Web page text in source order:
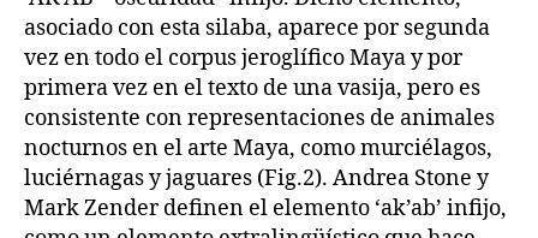
asociado con esta silaba, aparece por segunda
vez en todo el corpus jeroglífico Maya y por
primera vez en el texto de una vasija, pero es
consistente con representaciones de animales
nocturnos en el arte Maya, como murciélagos,
luciérnagas y jaguares (Fig.2). Andrea Stone y
Mark Zender definen el elemento ‘ak’ab’ infijo,